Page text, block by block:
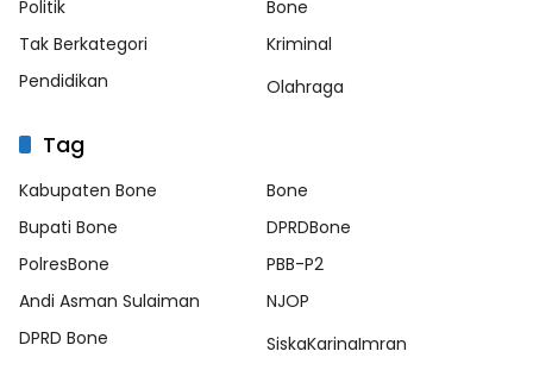
Politik
Bone
Tak Berkategori
Kriminal
Pendidikan
Olahraga
Tag
Kabupaten Bone
Bone
Bupati Bone
DPRDBone
PolresBone
PBB-P2
Andi Asman Sulaiman
NJOP
DPRD Bone
SiskaKarinaImran